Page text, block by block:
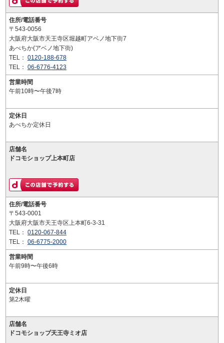
住所/電話番号
〒543-0056
大阪府大阪市天王寺区堀越町アベノ地下街7
あべちか(アベノ地下街)
TEL： 0120-188-678
TEL： 06-6776-4123
営業時間
午前10時〜午後7時
定休日
あべちか定休日
店舗名
ドコモショップ上本町店
住所/電話番号
〒543-0001
大阪府大阪市天王寺区上本町6-3-31
TEL： 0120-067-844
TEL： 06-6775-2000
営業時間
午前9時〜午後6時
定休日
第2木曜
店舗名
ドコモショップ天王寺ミオ店